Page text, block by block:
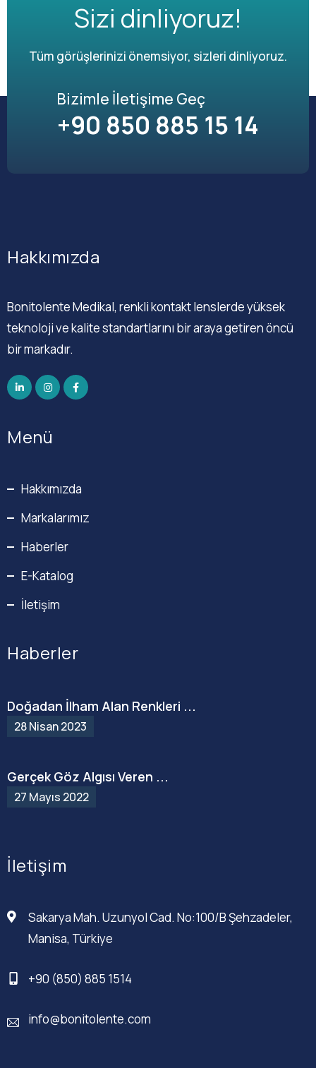
Sizi dinliyoruz!
Tüm görüşlerinizi önemsiyor, sizleri dinliyoruz.
Bizimle İletişime Geç
+90 850 885 15 14
Hakkımızda
Bonitolente Medikal, renkli kontakt lenslerde yüksek
teknoloji ve kalite standartlarını bir araya getiren öncü
bir markadır.
Menü
Hakkımızda
Markalarımız
Haberler
E-Katalog
İletişim
Haberler
Doğadan İlham Alan Renkleri ...
28 Nisan 2023
Gerçek Göz Algısı Veren ...
27 Mayıs 2022
İletişim
Sakarya Mah. Uzunyol Cad. No:100/B Şehzadeler,
Manisa, Türkiye
+90 (850) 885 1514
info@bonitolente.com